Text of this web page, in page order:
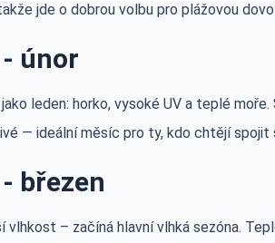
jde o dobrou volbu pro plážovou
únor
leden: horko, vysoké UV a teplé
— ideální měsíc pro ty, kdo chtějí spojit
březen
vlhkost – začíná hlavní vlhká sezóna.